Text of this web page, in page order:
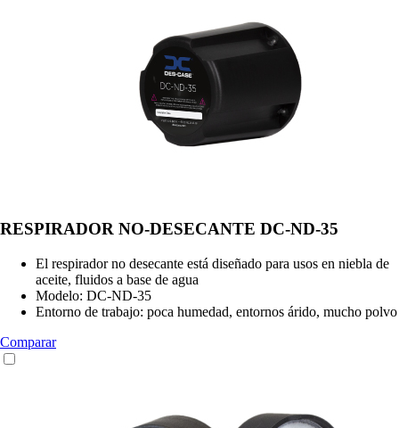
RESPIRADOR NO-DESECANTE DC-ND-35
El respirador no desecante está diseñado para usos en niebla de
aceite, fluidos a base de agua
Modelo: DC-ND-35
Entorno de trabajo: poca humedad, entornos árido, mucho polvo
Comparar